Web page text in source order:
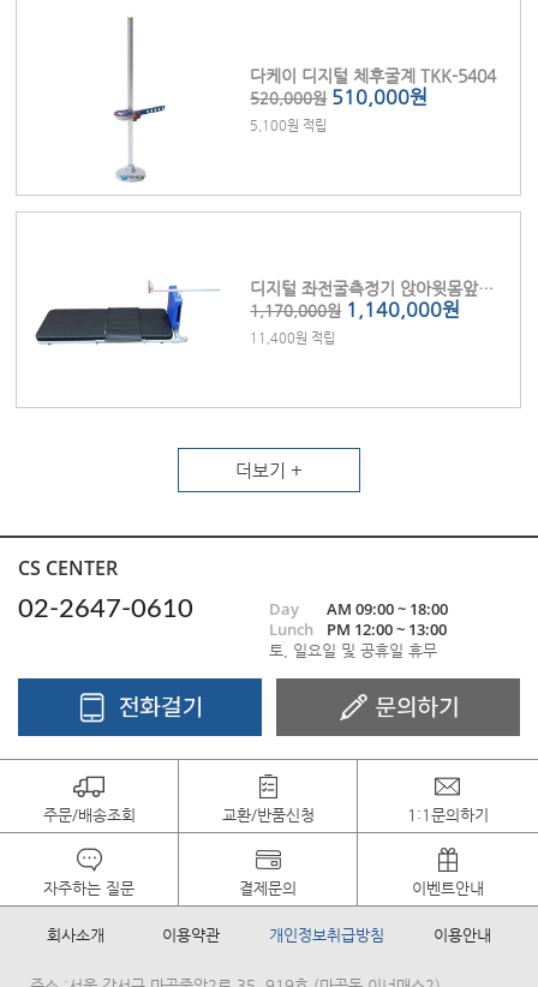
다케이 디지털 체후굴계 TKK-5404
520,000원 510,000원
5,100원 적립
디지털 좌전굴측정기 앉아윗몸앞으로굽히기 FAS-5111
1,170,000원 1,140,000원
11,400원 적립
더보기 +
CS CENTER
02-2647-0610
Day
AM 09:00 ~ 18:00
Lunch
PM 12:00 ~ 13:00
토, 일요일 및 공휴일 휴무
주문/배송조회 교환/반품신청 1:1문의하기
자주하는 질문 결제문의 이벤트안내
회사소개 이용약관 개인정보취급방침 이용안내